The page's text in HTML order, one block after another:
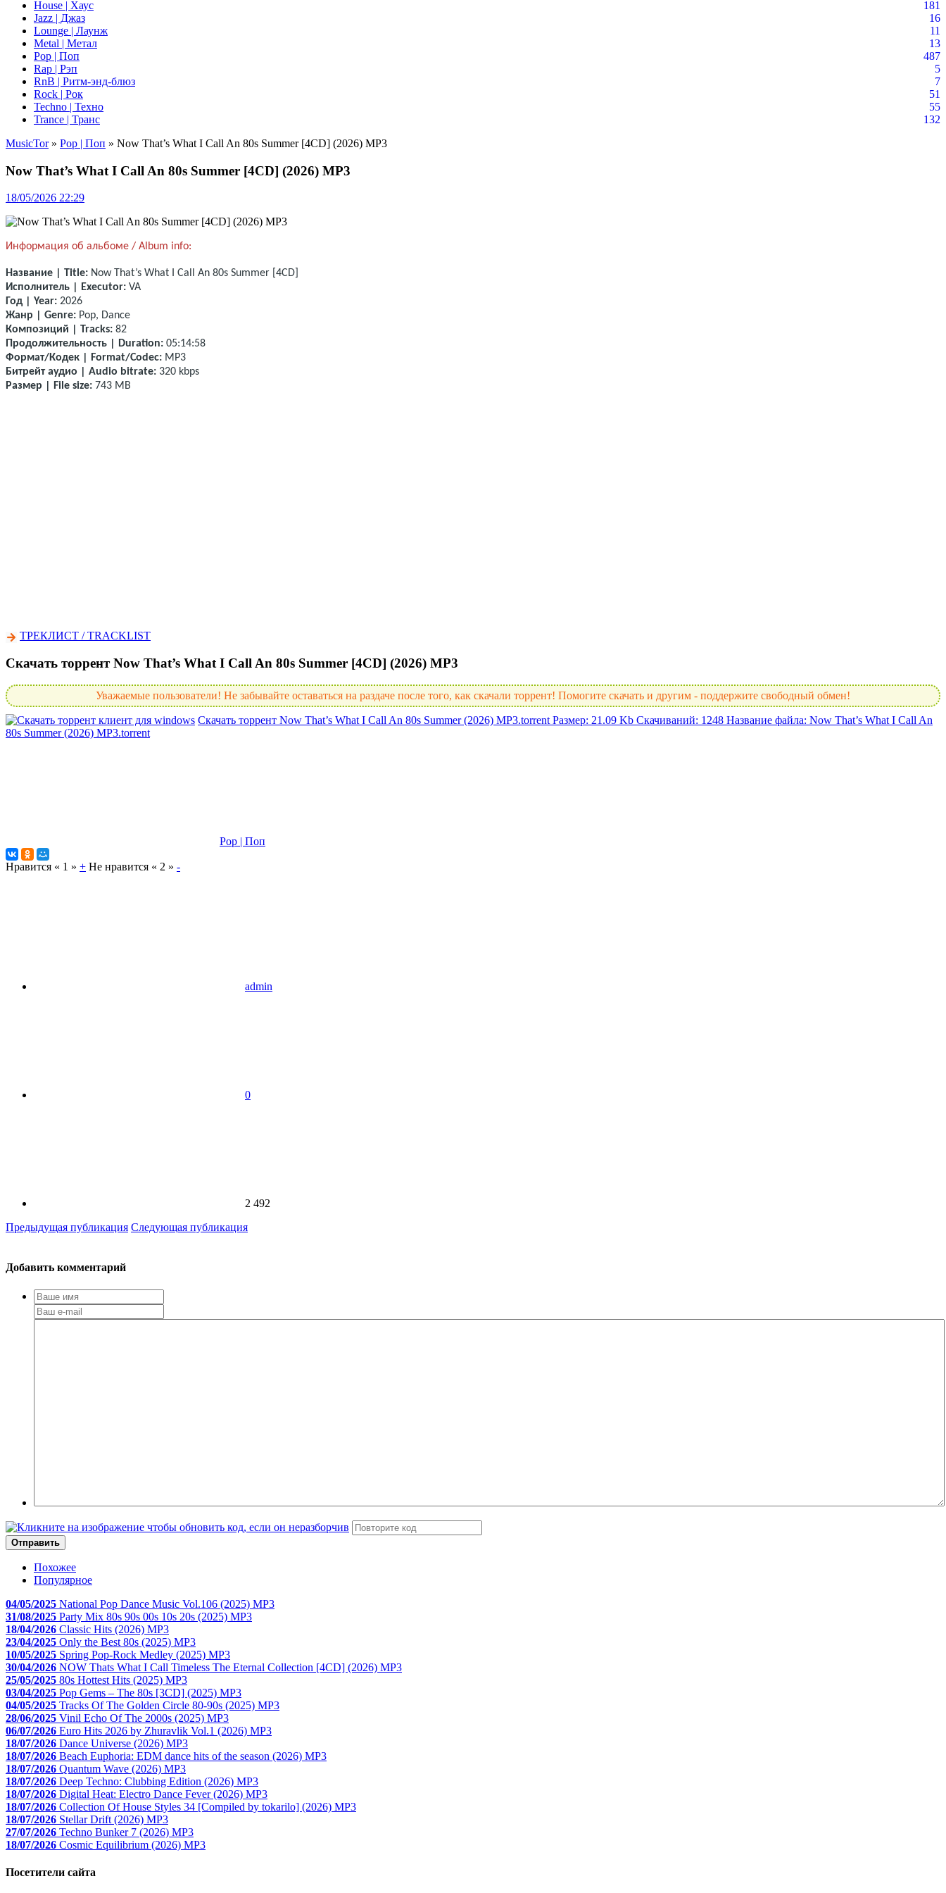
House | Хаус
181
Jazz | Джаз
16
Lounge | Лаунж
11
Metal | Метал
13
Pop | Поп
487
Rap | Рэп
5
RnB | Ритм-энд-блюз
7
Rock | Рок
51
Techno | Техно
55
Trance | Транс
132
MusicTor» Pop | Поп » Now That’s What I Call An 80s Summer [4CD] (2026) MP3
Now That’s What I Call An 80s Summer [4CD] (2026) MP3
18/05/2026 22:29
Информация об альбоме / Album info:
Название | Title: Now That’s What I Call An 80s Summer [4CD]
Исполнитель | Executor: VA
Год | Year: 2026
Жанр | Genre: Pop, Dance
Композиций | Tracks: 82
Продолжительность | Duration: 05:14:58
Формат/Кодек | Format/Codec: MP3
Битрейт аудио | Audio bitrate: 320 kbps
Размер | File size: 743 MB
ТРЕКЛИСТ / TRACKLIST
Скачать торрент Now That’s What I Call An 80s Summer [4CD] (2026) MP3
Уважаемые пользователи! Не забывайте оставаться на раздаче после того, как скачали торрент! Помогите скачать и другим - поддержите свободный обмен!
Скачать торрент Now That’s What I Call An 80s Summer (2026) MP3.torrent Размер: 21.09 Kb Скачиваний: 1248 Название файла: Now That’s What I Call An
80s Summer (2026) MP3.torrent
Pop | Поп
Нравится « 1 » + Не нравится « 2 » -
admin
0
2 492
Предыдущая публикация Следующая публикация
Добавить комментарий
Отправить
Похожее
Популярное
04/05/2025 National Pop Dance Music Vol.106 (2025) MP3
31/08/2025 Party Mix 80s 90s 00s 10s 20s (2025) MP3
18/04/2026 Classic Hits (2026) MP3
23/04/2025 Only the Best 80s (2025) MP3
10/05/2025 Spring Pop-Rock Medley (2025) MP3
30/04/2026 NOW Thats What I Call Timeless The Eternal Collection [4CD] (2026) MP3
25/05/2025 80s Hottest Hits (2025) MP3
03/04/2025 Pop Gems – The 80s [3CD] (2025) MP3
04/05/2025 Tracks Of The Golden Circle 80-90s (2025) MP3
28/06/2025 Vinil Echo Of The 2000s (2025) MP3
06/07/2026 Euro Hits 2026 by Zhuravlik Vol.1 (2026) MP3
18/07/2026 Dance Universe (2026) MP3
18/07/2026 Beach Euphoria: EDM dance hits of the season (2026) MP3
18/07/2026 Quantum Wave (2026) MP3
18/07/2026 Deep Techno: Clubbing Edition (2026) MP3
18/07/2026 Digital Heat: Electro Dance Fever (2026) MP3
18/07/2026 Collection Of House Styles 34 [Compiled by tokarilo] (2026) MP3
18/07/2026 Stellar Drift (2026) MP3
27/07/2026 Techno Bunker 7 (2026) MP3
18/07/2026 Cosmic Equilibrium (2026) MP3
Поcетители сайта